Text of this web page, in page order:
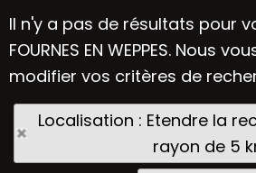
Il n'y a pas de résultats pour
FOURNES EN WEPPES. Nous
modifier vos critères de
Localisation : Etendre la
rayon de 5